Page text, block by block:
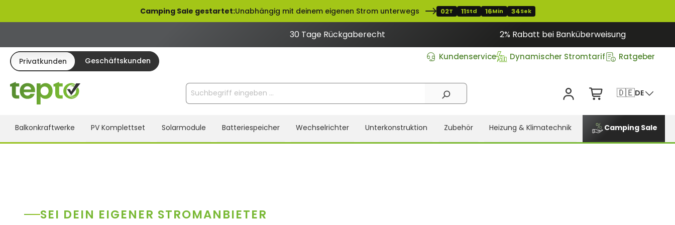
Zur Hauptnavigation springenCamping Sale gestartet:Unabhängig mit deinem eigenen Strom unterwegs 02T 11Std 16Min 32Sek
30 Tage Rückgaberecht 2% Rabatt bei Banküberweisung
Privatkunden Geschäftskunden Kundenservice Dynamischer Stromtarif Ratgeber
🇩🇪DE
Balkonkraftwerke PV Komplettset Solarmodule Batteriespeicher Wechselrichter Unterkonstruktion Zubehör Heizung & Klimatechnik Camping Sale
SEI DEIN EIGENER STROMANBIETER